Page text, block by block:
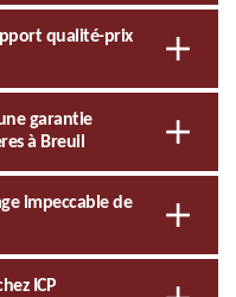
qualité-prix
garantie
à Breuil
impeccable de
ICP